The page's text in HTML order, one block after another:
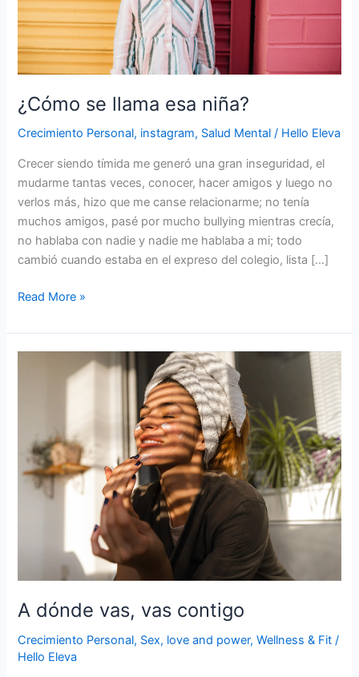
¿Cómo se llama esa niña?
Crecimiento Personal, instagram, Salud Mental / Hello Eleva
Crecer siendo tímida me generó una gran inseguridad, el
mudarme tantas veces, conocer, hacer amigos y luego no
verlos más, hizo que me canse relacionarme; no tenía
muchos amigos, pasé por mucho bullying mientras crecía,
no hablaba con nadie y nadie me hablaba a mi; todo
cambió cuando estaba en el expreso del colegio, lista […]
Read More »
A dónde vas, vas contigo
Crecimiento Personal, Sex, love and power,Wellness & Fit /
Hello Eleva
contigo